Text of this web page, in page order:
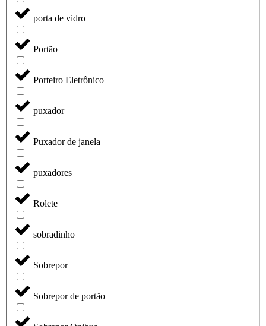
porta de vidro
Portão
Porteiro Eletrônico
puxador
Puxador de janela
puxadores
Rolete
sobradinho
Sobrepor
Sobrepor de portão